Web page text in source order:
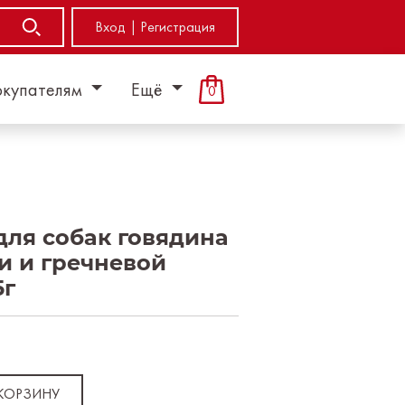
Вход | Регистрация
Ещё 0
собак говядина
и гречневой